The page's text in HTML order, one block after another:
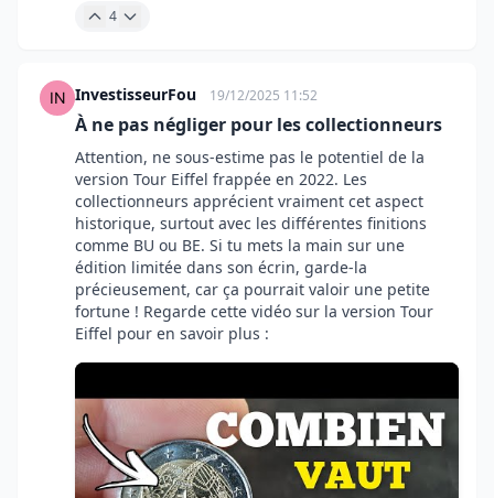
4
InvestisseurFou 19/12/2025 11:52
À ne pas négliger pour les collectionneurs
Attention, ne sous-estime pas le potentiel de la
version Tour Eiffel frappée en 2022. Les
collectionneurs apprécient vraiment cet aspect
historique, surtout avec les différentes finitions
comme BU ou BE. Si tu mets la main sur une
édition limitée dans son écrin, garde-la
précieusement, car ça pourrait valoir une petite
fortune ! Regarde cette vidéo sur la version Tour
Eiffel pour en savoir plus :